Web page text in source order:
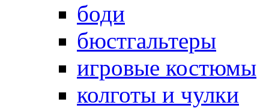
боди
бюстгальтеры
игровые костюмы
колготы и чулки